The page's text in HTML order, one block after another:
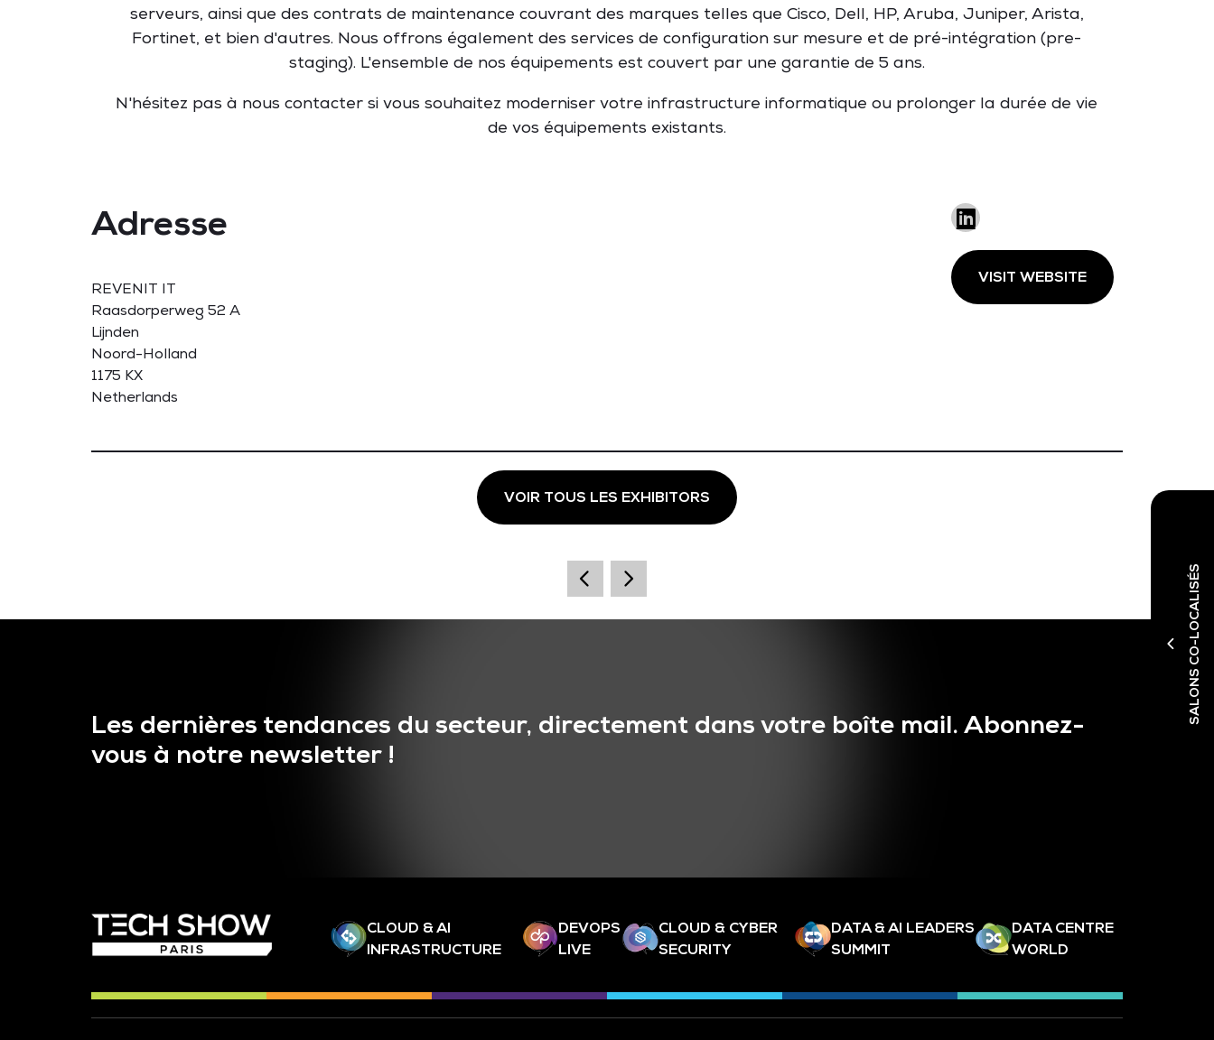
SALONS CO-LOCALISÉS
serveurs, ainsi que des contrats de maintenance couvrant des marques telles que Cisco, Dell, HP, Aruba, Juniper, Arista,
Fortinet, et bien d'autres. Nous offrons également des services de configuration sur mesure et de pré-intégration (pre-
staging). L'ensemble de nos équipements est couvert par une garantie de 5 ans.
N'hésitez pas à nous contacter si vous souhaitez moderniser votre infrastructure informatique ou prolonger la durée de vie
de vos équipements existants.
Adresse
REVENIT IT
Raasdorperweg 52 A
Lijnden
Noord-Holland
1175 KX
Netherlands
VISIT WEBSITE
VOIR TOUS LES EXHIBITORS
Les dernières tendances du secteur, directement dans votre boîte mail. Abonnez-
vous à notre newsletter !
CLOUD & AI
INFRASTRUCTURE
DEVOPS
LIVE
CLOUD & CYBER
SECURITY
DATA & AI LEADERS
SUMMIT
DATA CENTRE
WORLD